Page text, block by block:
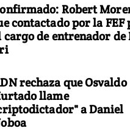
Robert
contactado por la FEF
cargo de entrenador de
rechaza que Osvaldo
llame
a Daniel